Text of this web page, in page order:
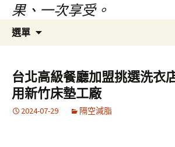
果、一次享受。
選單
容
台北高級餐廳加盟挑選洗衣
用新竹床墊工廠
2024-07-29 隔空減脂